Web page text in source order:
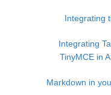
Integrating
Integrating
TinyMCE in
Markdown in